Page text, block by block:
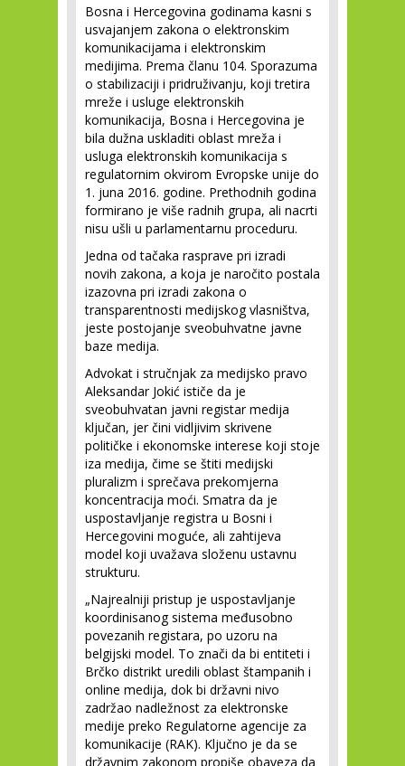
Bosna i Hercegovina godinama kasni s
usvajanjem zakona o elektronskim
komunikacijama i elektronskim
medijima. Prema članu 104. Sporazuma
o stabilizaciji i pridruživanju, koji tretira
mreže i usluge elektronskih
komunikacija, Bosna i Hercegovina je
bila dužna uskladiti oblast mreža i
usluga elektronskih komunikacija s
regulatornim okvirom Evropske unije do
1. juna 2016. godine. Prethodnih godina
formirano je više radnih grupa, ali nacrti
nisu ušli u parlamentarnu proceduru.
Jedna od tačaka rasprave pri izradi
novih zakona, a koja je naročito postala
izazovna pri izradi zakona o
transparentnosti medijskog vlasništva,
jeste postojanje sveobuhvatne javne
baze medija.
Advokat i stručnjak za medijsko pravo
Aleksandar Jokić ističe da je
sveobuhvatan javni registar medija
ključan, jer čini vidljivim skrivene
političke i ekonomske interese koji stoje
iza medija, čime se štiti medijski
pluralizm i sprečava prekomjerna
koncentracija moći. Smatra da je
uspostavljanje registra u Bosni i
Hercegovini moguće, ali zahtijeva
model koji uvažava složenu ustavnu
strukturu.
„Najrealniji pristup je uspostavljanje
koordinisanog sistema međusobno
povezanih registara, po uzoru na
belgijski model. To znači da bi entiteti i
Brčko distrikt uredili oblast štampanih i
online medija, dok bi državni nivo
zadržao nadležnost za elektronske
medije preko Regulatorne agencije za
komunikacije (RAK). Ključno je da se
državnim zakonom propiše obaveza da